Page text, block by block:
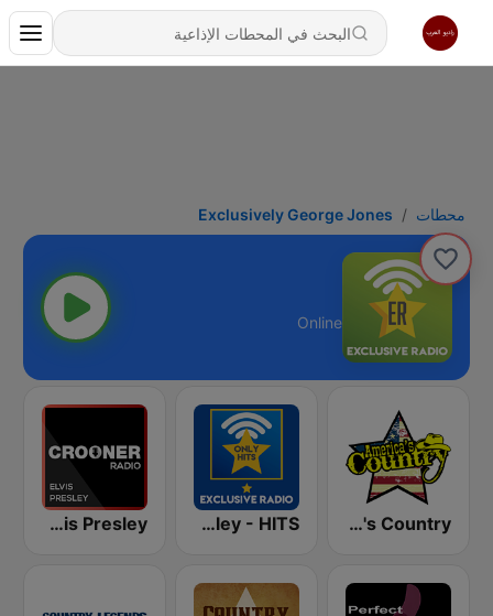
محطات Exclusively George Jones
Online
America's Country
Exclusively Elvis Presley - HITS
Crooner Radio Elvis Presley